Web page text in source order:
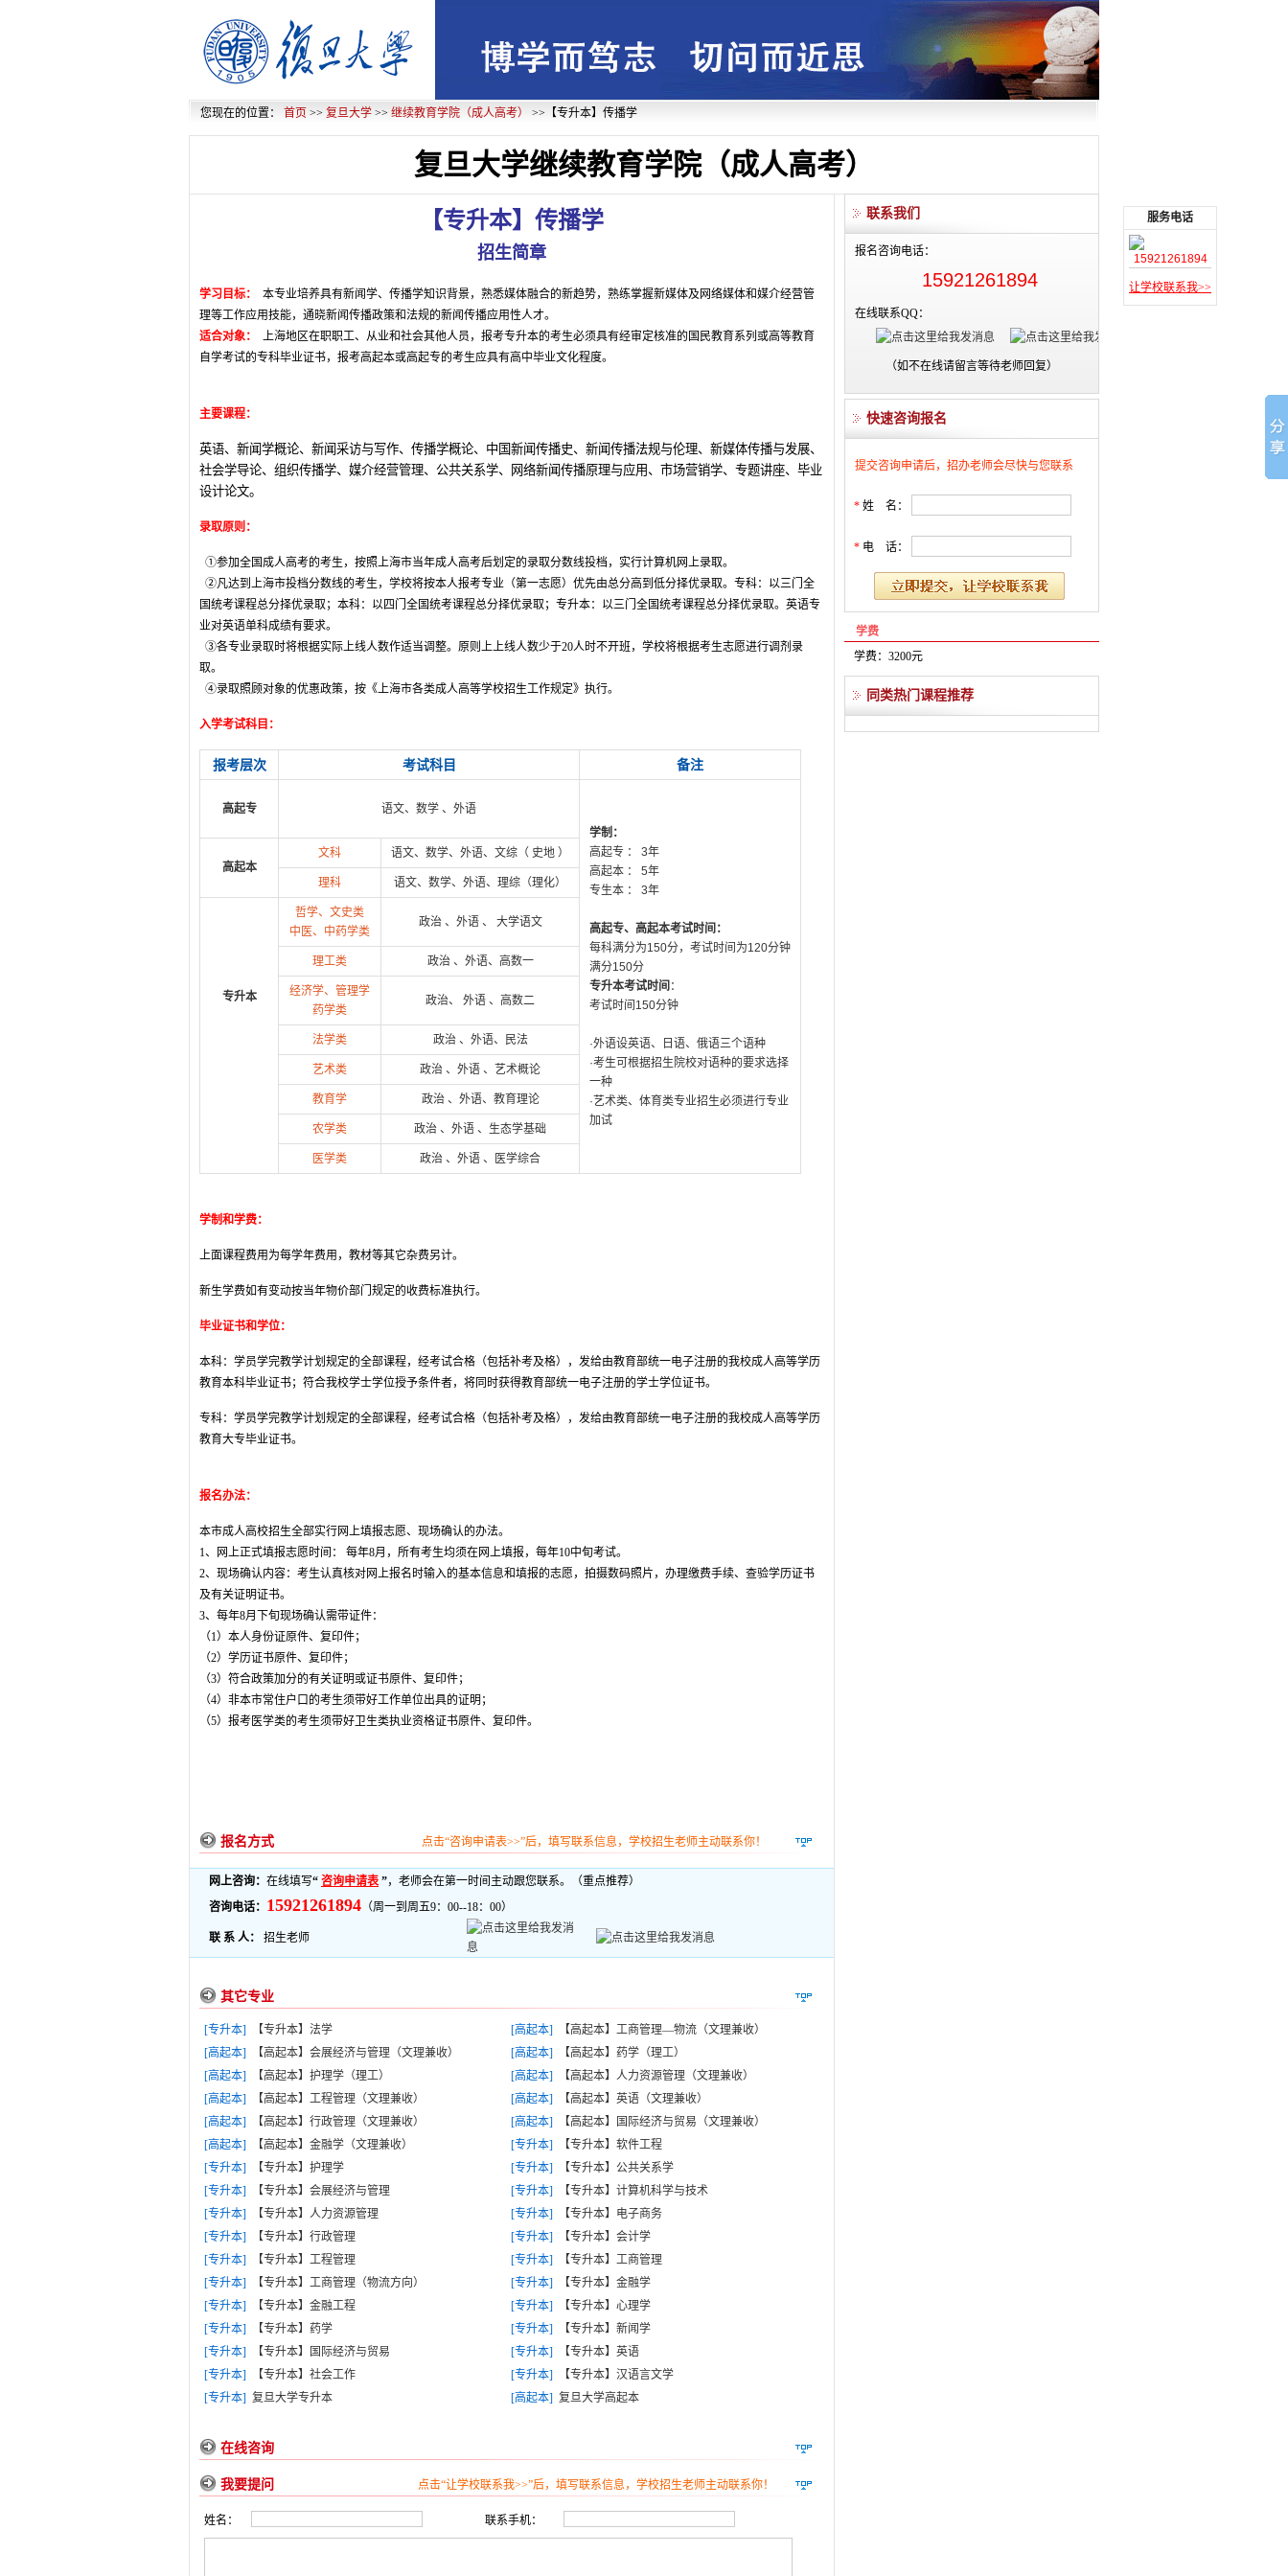
您现在的位置： 首页 >> 复旦大学 >> 继续教育学院（成人高考） >>【专升本】传播学
复旦大学继续教育学院（成人高考）
【专升本】传播学
招生简章
学习目标：
本专业培养具有新闻学、传播学知识背景，熟悉媒体融合的新趋势，熟练掌握新媒体及网络媒体和媒介经营管
理等工作应用技能，通晓新闻传播政策和法规的新闻传播应用性人才。
适合对象：
上海地区在职职工、从业和社会其他人员，报考专升本的考生必须具有经审定核准的国民教育系列或高等教育
自学考试的专科毕业证书，报考高起本或高起专的考生应具有高中毕业文化程度。
主要课程：
英语、新闻学概论、新闻采访与写作、传播学概论、中国新闻传播史、新闻传播法规与伦理、新媒体传播与发展、
社会学导论、组织传播学、媒介经营管理、公共关系学、网络新闻传播原理与应用、市场营销学、专题讲座、毕业
设计论文。
录取原则：
①参加全国成人高考的考生，按照上海市当年成人高考后划定的录取分数线投档，实行计算机网上录取。
②凡达到上海市投档分数线的考生，学校将按本人报考专业（第一志愿）优先由总分高到低分择优录取。专科：以三门全
国统考课程总分择优录取；本科：以四门全国统考课程总分择优录取；专升本：以三门全国统考课程总分择优录取。英语专
业对英语单科成绩有要求。
③各专业录取时将根据实际上线人数作适当调整。原则上上线人数少于20人时不开班，学校将根据考生志愿进行调剂录
取。
④录取照顾对象的优惠政策，按《上海市各类成人高等学校招生工作规定》执行。
入学考试科目：
报考层次 考试科目 备注
高起专
语文、数学 、外语
学制：
高起专 ： 3年
高起本 ： 5年
专生本 ： 3年
高起专、高起本考试时间：
每科满分为150分，考试时间为120分钟
满分150分
专升本考试时间 ：
考试时间 150分钟
·外语设英语、日语、俄语三个语种
·考生可根据招生院校对语种的要求选择
一种
·艺术类、体育类专业招生必须进行专业
加试
高起本
文科 语文、数学、外语、文综（ 史地 ）
理科 语文、数学、外语、理综（理化）
专升本
哲学、文史类
中医、中药学类
政治 、外语 、 大学语文
理工类 政治 、外语、高数一
经济学、管理学
药学类
政治、 外语 、高数二
法学类 政治 、外语、民法
艺术类 政治 、外语 、艺术概论
教育学 政治 、外语、教育理论
农学类 政治 、外语 、生态学基础
医学类 政治 、外语 、医学综合
学制和学费：
上面课程费用为每学年费用，教材等其它杂费另计。
新生学费如有变动按当年物价部门规定的收费标准执行。
毕业证书和学位：
本科：学员学完教学计划规定的全部课程，经考试合格（包括补考及格），发给由教育部统一电子注册的我校成人高等学历
教育本科毕业证书；符合我校学士学位授予条件者，将同时获得教育部统一电子注册的学士学位证书。
专科：学员学完教学计划规定的全部课程，经考试合格（包括补考及格），发给由教育部统一电子注册的我校成人高等学历
教育大专毕业证书。
报名办法：
本市成人高校招生全部实行网上填报志愿、现场确认的办法。
1、网上正式填报志愿时间： 每年8月，所有考生均须在网上填报，每年10中旬考试。
2、现场确认内容：考生认真核对网上报名时输入的基本信息和填报的志愿，拍摄数码照片，办理缴费手续、查验学历证书
及有关证明证书。
3、每年8月下旬现场确认需带证件：
（1）本人身份证原件、复印件；
（2）学历证书原件、复印件；
（3）符合政策加分的有关证明或证书原件、复印件；
（4）非本市常住户口的考生须带好工作单位出具的证明；
（5）报考医学类的考生须带好卫生类执业资格证书原件、复印件。
报名方式 点击“咨询申请表>>”后，填写联系信息，学校招生老师主动联系你！
网上咨询： 在线填写“ 咨询申请表 ”，老师会在第一时间主动跟您联系。（重点推荐）
咨询电话： 15921261894 （周一到周五9：00--18：00）
联 系 人： 招生老师
其它专业
[专升本] 【专升本】法学 [高起本]
【高起本】工商管理—物流（文理兼收）
[高起本]
【高起本】会展经济与管理（文理兼收） [高起本]
【高起本】药学（理工）
[高起本]
【高起本】护理学（理工） [高起本]
【高起本】人力资源管理（文理兼收）
[高起本]
【高起本】工程管理（文理兼收） [高起本]
【高起本】英语（文理兼收）
[高起本]
【高起本】行政管理（文理兼收） [高起本]
【高起本】国际经济与贸易（文理兼收）
[高起本]
【高起本】金融学（文理兼收） [专升本]
【专升本】软件工程
[专升本]
【专升本】护理学 [专升本]
【专升本】公共关系学
[专升本]
【专升本】会展经济与管理 [专升本]
【专升本】计算机科学与技术
[专升本]
【专升本】人力资源管理 [专升本]
【专升本】电子商务
[专升本]
【专升本】行政管理 [专升本]
【专升本】会计学
[专升本]
【专升本】工程管理 [专升本]
【专升本】工商管理
[专升本]
【专升本】工商管理（物流方向） [专升本]
【专升本】金融学
[专升本]
【专升本】金融工程 [专升本]
【专升本】心理学
[专升本]
【专升本】药学 [专升本]
【专升本】新闻学
[专升本]
【专升本】国际经济与贸易 [专升本]
【专升本】英语
[专升本]
【专升本】社会工作 [专升本]
【专升本】汉语言文学
[专升本] 复旦大学专升本 [高起本] 复旦大学高起本
在线咨询
我要提问 点击“让学校联系我>>”后，填写联系信息，学校招生老师主动联系你！
姓名： 联系手机：
联系我们
报名咨询电话：
15921261894
在线联系QQ：
（如不在线请留言等待老师回复）
快速咨询报名
提交咨询申请后，招办老师会尽快与您联系
* 姓 名：
* 电 话：
学费
学费：3200元
同类热门课程推荐
服务电话
15921261894
让学校联系我>>